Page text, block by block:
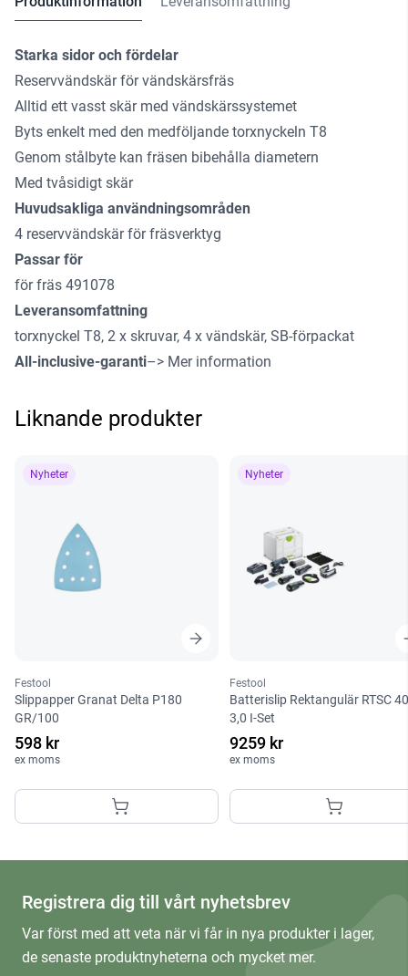
Starka sidor och fördelar
Reservvändskär för vändskärsfräs
Alltid ett vasst skär med vändskärssystemet
Byts enkelt med den medföljande torxnyckeln T8
Genom stålbyte kan fräsen bibehålla diametern
Med tvåsidigt skär
Huvudsakliga användningsområden
4 reservvändskär för fräsverktyg
Passar för
för fräs 491078
Leveransomfattning
torxnyckel T8, 2 x skruvar, 4 x vändskär, SB-förpackat
All-inclusive-garanti–> Mer information
Liknande produkter
Nyheter
Festool
Slippapper Granat Delta P180
GR/100
598 kr
ex moms
Nyheter
Festool
Batterislip Rektangulär RTSC
3,0 I-Set
9259 kr
ex moms
Registrera dig till vårt nyhetsbrev
Var först med att veta när vi får in nya produkter i lager,
de senaste produktnyheterna och mycket mer.